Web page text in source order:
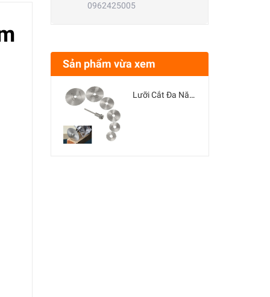
0962425005
Sản phẩm vừa xem
Lưỡi Cắt Đa Năng Tặng Trục Kẹp Lưỡi Cắt 3.2mm